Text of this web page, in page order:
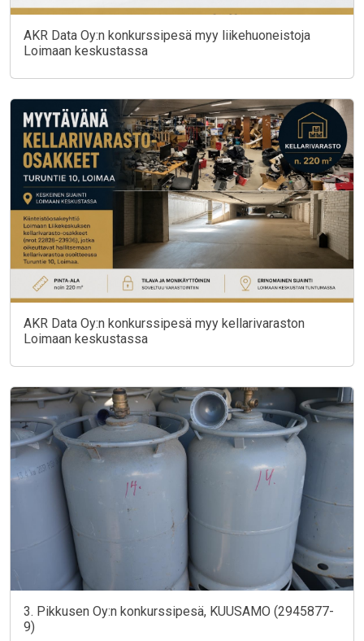
AKR Data Oy:n konkurssipesä myy liikehuoneistoja
Loimaan keskustassa
AKR Data Oy:n konkurssipesä myy kellarivaraston
Loimaan keskustassa
3. Pikkusen Oy:n konkurssipesä, KUUSAMO (2945877-
9)